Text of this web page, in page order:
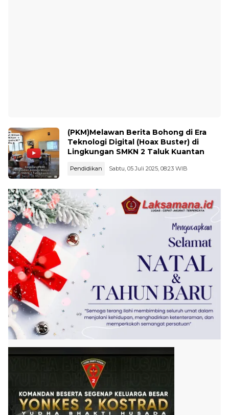
(PKM)Melawan Berita Bohong di Era
Teknologi Digital (Hoax Buster) di
Lingkungan SMKN 2 Taluk Kuantan
Pendidikan Sabtu, 05 Juli 2025, 08:23 WIB